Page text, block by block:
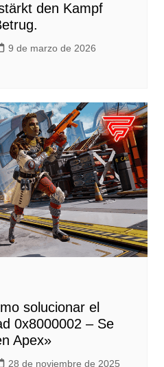
den Kampf
9 de marzo de 2026
solucionar el
0x8000002 – Se
Apex»
28 de noviembre de 2025